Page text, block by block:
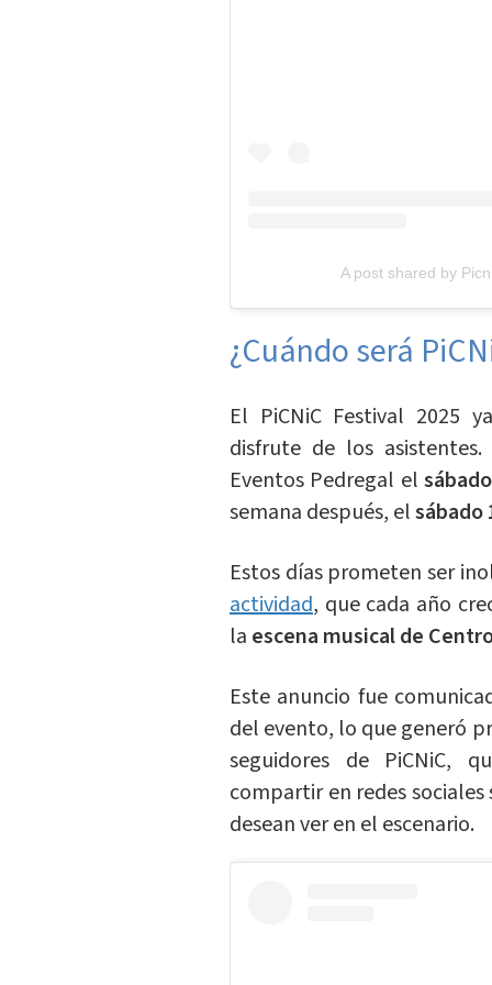
A post shared by
¿Cuándo será
El PiCNiC Festival 2025
disfrute de los
Eventos Pedregal el
semana después, elsábado
Estos días prometen ser
actividad, que cada año
la escena musical de
Este anuncio fue
del evento, lo que generó
seguidores de PiCNiC,
compartir en redes sociales
desean ver en el escenario.